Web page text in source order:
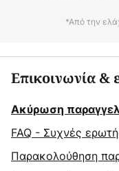
*Από την
Επικοινωνία &
Ακύρωση
FAQ - Συχνές
Παρακολούθηση